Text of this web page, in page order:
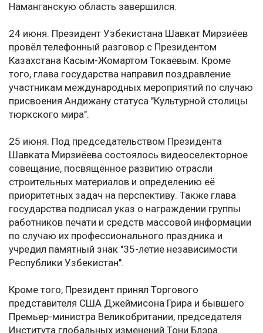
Наманганскую область завершился.
24 июня. Президент Узбекистана Шавкат Мирзиёев
провёл телефонный разговор с Президентом
Казахстана Касым-Жомартом Токаевым. Кроме
того, глава государства направил поздравление
участникам международных мероприятий по случаю
присвоения Андижану статуса "Культурной столицы
тюркского мира".
25 июня. Под председательством Президента
Шавката Мирзиёева состоялось видеоселекторное
совещание, посвящённое развитию отрасли
строительных материалов и определению её
приоритетных задач на перспективу. Также глава
государства подписал указ о награждении группы
работников печати и средств массовой информации
по случаю их профессионального праздника и
учредил памятный знак "35-летие независимости
Республики Узбекистан".
Кроме того, Президент принял Торгового
представителя США Джеймисона Грира и бывшего
Премьер-министра Великобритании, председателя
Института глобальных изменений Тони Блэра.